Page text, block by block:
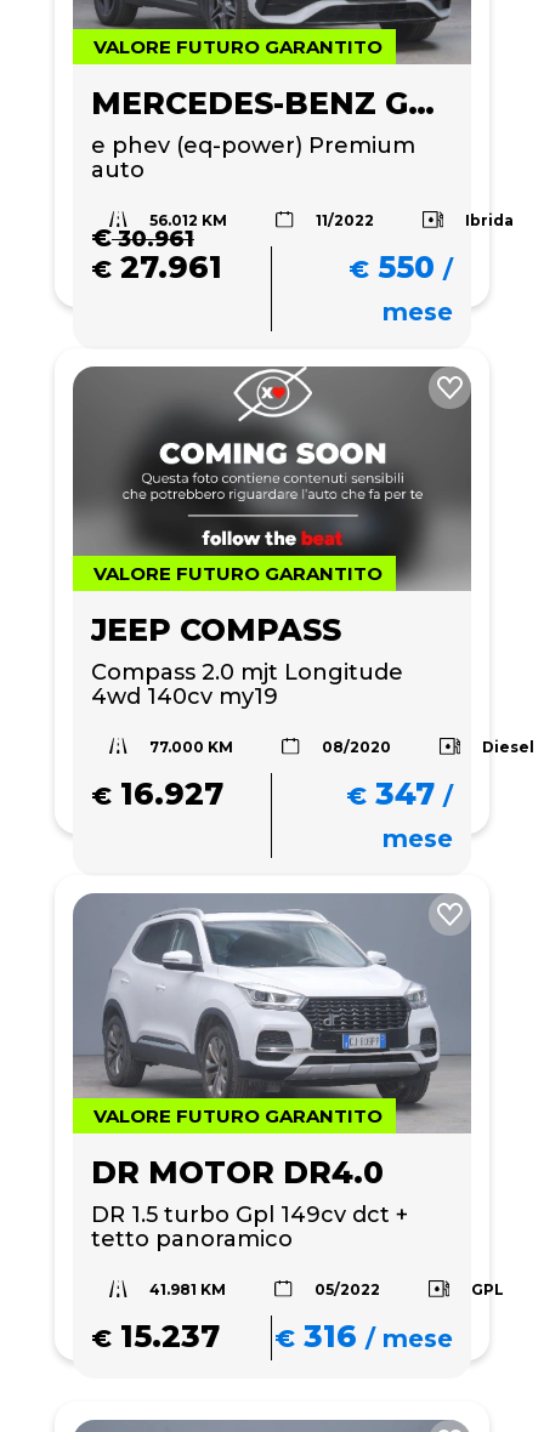
VALORE FUTURO GARANTITO
MERCEDES-BENZ GLA 250
e phev (eq-power) Premium
auto
56.012 KM 11/2022 Ibrida
€30.961
€ 27.961 € 550 /
mese
VALORE FUTURO GARANTITO
JEEP COMPASS
Compass 2.0 mjt Longitude
4wd 140cv my19
77.000 KM 08/2020 Diesel
€ 16.927 € 347 /
mese
VALORE FUTURO GARANTITO
DR MOTOR DR4.0
DR 1.5 turbo Gpl 149cv dct +
tetto panoramico
41.981 KM 05/2022 GPL
€ 15.237 € 316 /mese